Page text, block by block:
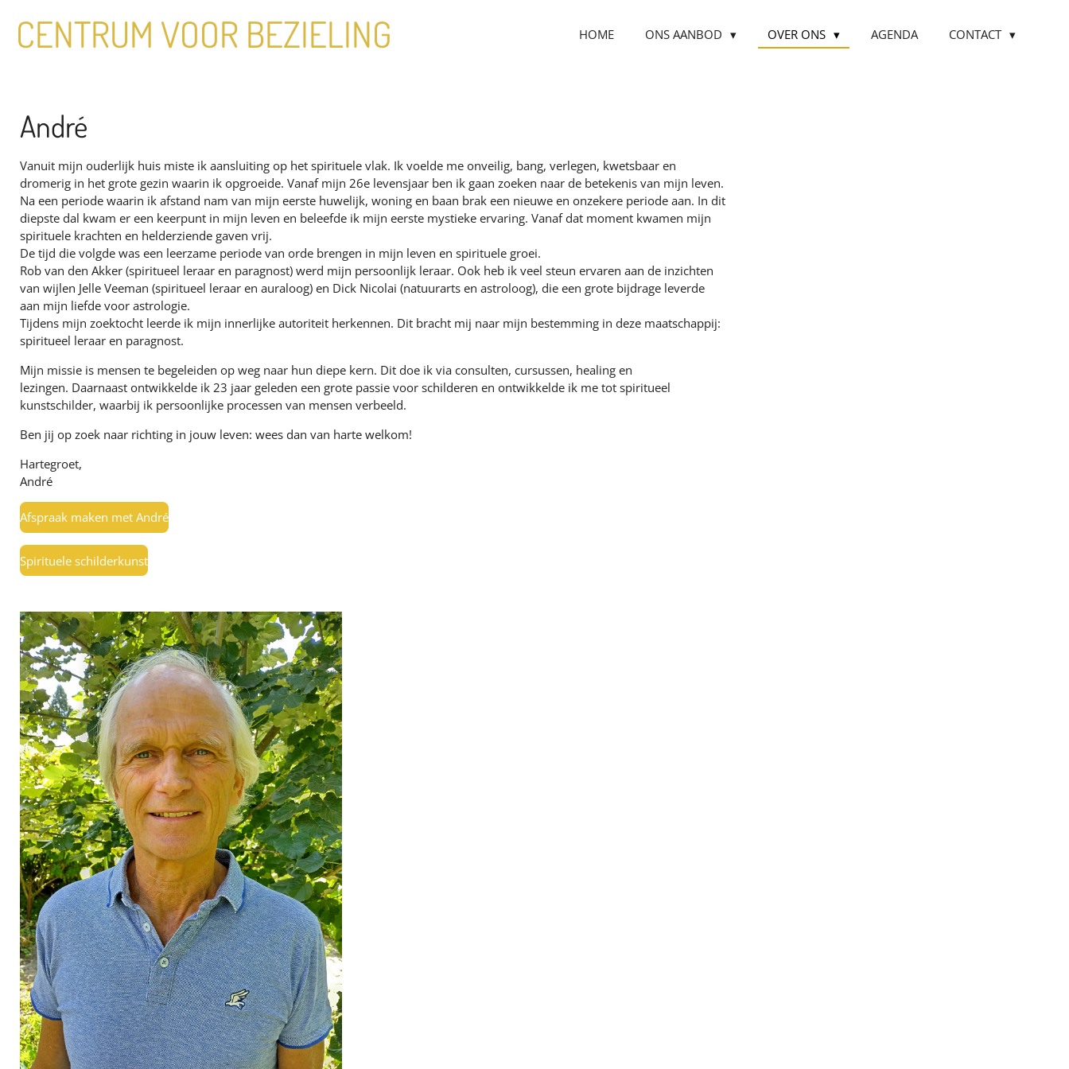
direct
naar
CENTRUM VOOR BEZIELING HOME ONS AANBOD OVER ONS AGENDA CONTACT
André
Vanuit mijn ouderlijk huis miste ik aansluiting op het spirituele vlak. Ik voelde me onveilig, bang, verlegen, kwetsbaar en
dromerig in het grote gezin waarin ik opgroeide. Vanaf mijn 26e levensjaar ben ik gaan zoeken naar de betekenis van mijn leven.
Na een periode waarin ik afstand nam van mijn eerste huwelijk, woning en baan brak een nieuwe en onzekere periode aan. In dit
diepste dal kwam er een keerpunt in mijn leven en beleefde ik mijn eerste mystieke ervaring. Vanaf dat moment kwamen mijn
spirituele krachten en helderziende gaven vrij.
De tijd die volgde was een leerzame periode van orde brengen in mijn leven en spirituele groei.
Rob van den Akker (spiritueel leraar en paragnost) werd mijn persoonlijk leraar. Ook heb ik veel steun ervaren aan de inzichten
van wijlen Jelle Veeman (spiritueel leraar en auraloog) en Dick Nicolai (natuurarts en astroloog), die een grote bijdrage leverde
aan mijn liefde voor astrologie.
Tijdens mijn zoektocht leerde ik mijn innerlijke autoriteit herkennen. Dit bracht mij naar mijn bestemming in deze maatschappij:
spiritueel leraar en paragnost.
Mijn missie is mensen te begeleiden op weg naar hun diepe kern. Dit doe ik via consulten, cursussen, healing en
lezingen. Daarnaast ontwikkelde ik 23 jaar geleden een grote passie voor schilderen en ontwikkelde ik me tot spiritueel
kunstschilder, waarbij ik persoonlijke processen van mensen verbeeld.
Ben jij op zoek naar richting in jouw leven: wees dan van harte welkom!
Hartegroet,
André
Afspraak maken met André
Spirituele schilderkunst